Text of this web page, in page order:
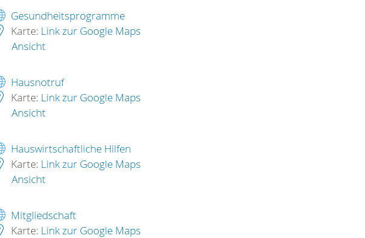
Gesundheitsprogramme
Karte: Link zur Google Maps
Ansicht
Hausnotruf
Karte: Link zur Google Maps
Ansicht
Hauswirtschaftliche Hilfen
Karte: Link zur Google Maps
Ansicht
Mitgliedschaft
Karte: Link zur Google Maps